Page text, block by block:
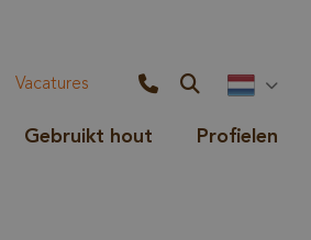
Vacatures
Gebruikt hout Profielen